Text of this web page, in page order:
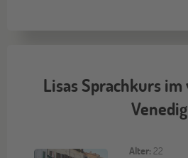
Lisas Sprachkurs
Venedig
Alter: 22